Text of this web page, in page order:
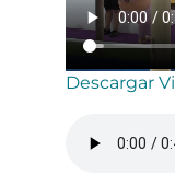
Descargar